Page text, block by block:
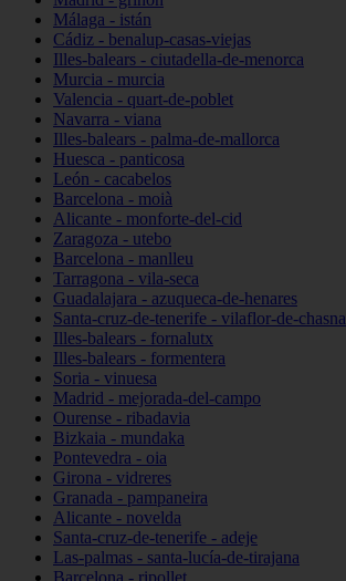
Málaga - istán
Cádiz - benalup-casas-viejas
Illes-balears - ciutadella-de-menorca
Murcia - murcia
Valencia - quart-de-poblet
Navarra - viana
Illes-balears - palma-de-mallorca
Huesca - panticosa
León - cacabelos
Barcelona - moià
Alicante - monforte-del-cid
Zaragoza - utebo
Barcelona - manlleu
Tarragona - vila-seca
Guadalajara - azuqueca-de-henares
Santa-cruz-de-tenerife - vilaflor-de-chasna
Illes-balears - fornalutx
Illes-balears - formentera
Soria - vinuesa
Madrid - mejorada-del-campo
Ourense - ribadavia
Bizkaia - mundaka
Pontevedra - oia
Girona - vidreres
Granada - pampaneira
Alicante - novelda
Santa-cruz-de-tenerife - adeje
Las-palmas - santa-lucía-de-tirajana
Barcelona - ripollet